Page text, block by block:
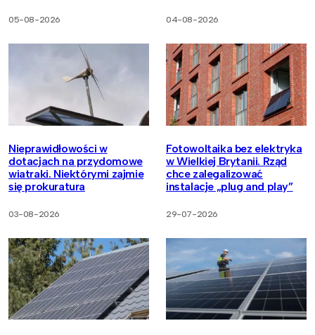
05-08-2026 04-08-2026
Nieprawidłowości w
dotacjach na przydomowe
wiatraki. Niektórymi zajmie
się prokuratura
03-08-2026
Fotowoltaika bez elektryka
w Wielkiej Brytanii. Rząd
chce zalegalizować
instalacje „plug and play”
29-07-2026